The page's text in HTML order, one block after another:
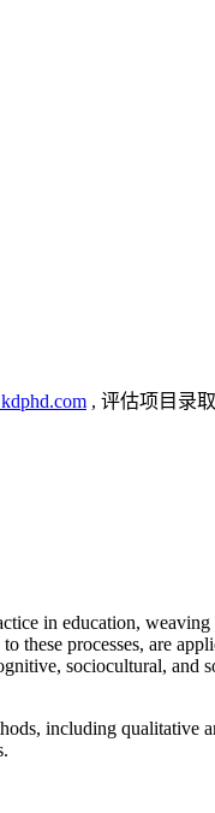
, 评估项目录
in education,
processes, are
sociocultural, and
including